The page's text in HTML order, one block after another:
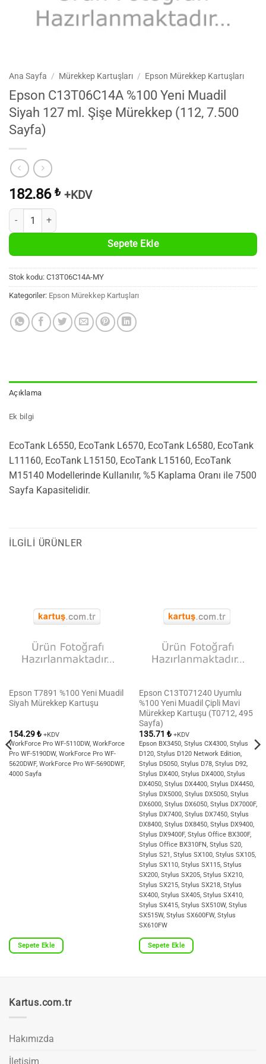
Ana Sayfa / Mürekkep Kartuşları / Epson Mürekkep Kartuşları
Epson C13T06C14A %100 Yeni Muadil
Siyah 127 ml. Şişe Mürekkep (112, 7.500
Sayfa)
182.86 ₺ +KDV
Epson C13T06C14A %100 Yeni Muadil Siyah 127 ml. Şişe Mürekkep
Sepete Ekle
Stok kodu: C13T06C14A-MY
Kategoriler: Epson Mürekkep Kartuşları
Açıklama
Ek bilgi
EcoTank L6550, EcoTank L6570, EcoTank L6580, EcoTank
L11160, EcoTank L15150, EcoTank L15160, EcoTank
M15140 Modellerinde Kullanılır, %5 Kaplama Oranı ile 7500
Sayfa Kapasitelidir.
İLGILI ÜRÜNLER
Epson T7891 %100 Yeni Muadil
Siyah Mürekkep Kartuşu
154.29₺ +KDV
WorkForce Pro WF-5110DW, WorkForce
Pro WF-5190DW, WorkForce Pro WF-
5620DWF, WorkForce Pro WF-5690DWF,
4000 Sayfa
Sepete Ekle
Epson C13T071240 Uyumlu
%100 Yeni Muadil Çipli Mavi
Mürekkep Kartuşu (T0712, 495
Sayfa)
135.71 ₺ +KDV
Epson BX3450, Stylus CX4300, Stylus
D120, Stylus D120 Network Edition,
Stylus D5050, Stylus D78, Stylus D92,
Stylus DX400, Stylus DX4000, Stylus
DX4050, Stylus DX4400, Stylus DX4450,
Stylus DX5000, Stylus DX5050, Stylus
DX6000, Stylus DX6050, Stylus DX7000F,
Stylus DX7400, Stylus DX7450, Stylus
DX8400, Stylus DX8450, Stylus DX9400,
Stylus DX9400F, Stylus Office BX300F,
Stylus Office BX310FN, Stylus S20,
Stylus S21, Stylus SX100, Stylus SX105,
Stylus SX110, Stylus SX115, Stylus
SX200, Stylus SX205, Stylus SX210,
Stylus SX215, Stylus SX218, Stylus
SX400, Stylus SX405, Stylus SX410,
Stylus SX415, Stylus SX510W, Stylus
SX515W, Stylus SX600FW, Stylus
SX610FW
Sepete Ekle
Kartus.com.tr
Hakımızda
İletişim